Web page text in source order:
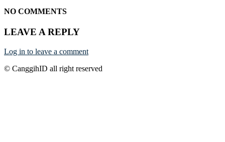
NO COMMENTS
LEAVE A REPLY
Log in to leave a comment
© CanggihID all right reserved